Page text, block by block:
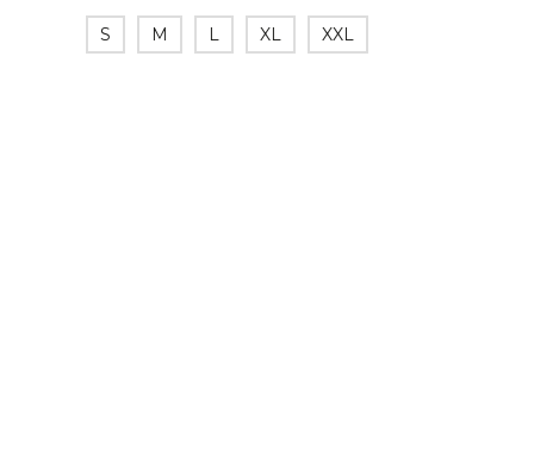
S M L XL XXL